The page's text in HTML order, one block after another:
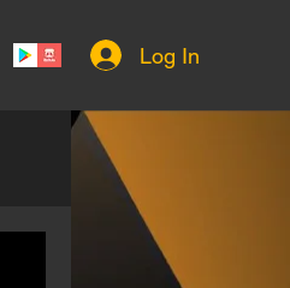
Log In